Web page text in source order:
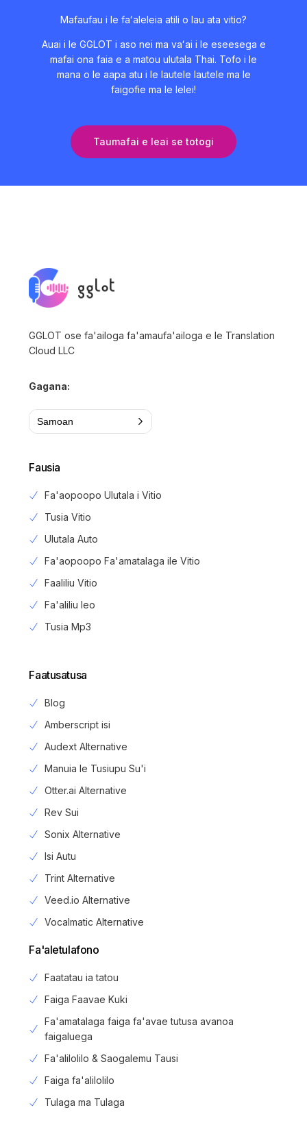
Mafaufau i le faʻaleleia atili o lau ata vitio?
Auai i le GGLOT i aso nei ma vaʻai i le eseesega e
mafai ona faia e a matou ulutala Thai. Tofo i le
mana o le aapa atu i le lautele lautele ma le
faigofie ma le lelei!
Taumafai e leai se totogi
GGLOT ose fa'ailoga fa'amaufa'ailoga e le Translation
Cloud LLC
Gagana:
Samoan
Fausia
Fa'aopoopo Ulutala i Vitio
Tusia Vitio
Ulutala Auto
Fa'aopoopo Fa'amatalaga ile Vitio
Faaliliu Vitio
Fa'aliliu leo
Tusia Mp3
Faatusatusa
Blog
Amberscript isi
Audext Alternative
Manuia le Tusiupu Su'i
Otter.ai Alternative
Rev Sui
Sonix Alternative
Isi Autu
Trint Alternative
Veed.io Alternative
Vocalmatic Alternative
Fa'aletulafono
Faatatau ia tatou
Faiga Faavae Kuki
Fa'amatalaga faiga fa'avae tutusa avanoa
faigaluega
Fa'alilolilo & Saogalemu Tausi
Faiga fa'alilolilo
Tulaga ma Tulaga